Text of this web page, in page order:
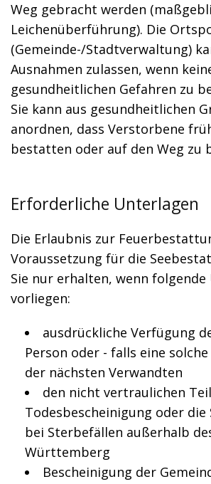
Weg gebracht werden
Leichenüberführung). Die
(Gemeinde-/Stadtverwaltung)
Ausnahmen zulassen, wenn
gesundheitlichen Gefahren zu
Sie kann aus gesundheitlichen
anordnen, dass Verstorbene
bestatten oder auf den Weg zu
Erforderliche Unterlagen
Die Erlaubnis zur
Voraussetzung für die
Sie nur erhalten, wenn
vorliegen:
ausdrückliche Verfügung
Person oder - falls eine
der nächsten Verwandten
den nicht vertraulichen
Todesbescheinigung oder
bei Sterbefällen außerhalb
Württemberg
Bescheinigung der